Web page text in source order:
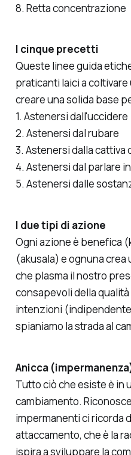
8. Retta concentrazione
I cinque precetti
Queste linee guida
praticanti laici a
creare una solida base
1. Astenersi dall'uccidere
2. Astenersi dal rubare
3. Astenersi dalla
4. Astenersi dal parlare
5. Astenersi dalle
I due tipi di azione
Ogni azione è benefica
(akusala) e ognuna
che plasma il nostro
consapevoli della
intenzioni
spianiamo la strada al
Anicca
Tutto ciò che esiste è in
cambiamento.
impermanenti ci ricorda
attaccamento, che è la
ispira a sviluppare la